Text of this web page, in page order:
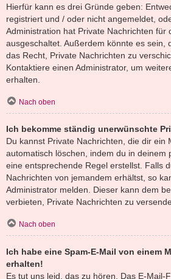
Hierfür kann es drei Gründe geben:
registriert und / oder nicht angemeldet,
Administration hat Private Nachrichten für
ausgeschaltet. Außerdem könnte es sein,
das Recht, Private Nachrichten zu
Kontaktiere einen Administrator, um
erhalten.
Nach oben
Ich bekomme ständig unerwünschte
Du kannst Private Nachrichten, die dir ein
automatisch löschen, indem du in deinem
eine entsprechende Regel erstellst. Falls
Nachrichten von jemandem erhältst, so
Administrator melden. Dieser kann dem
verbieten, Private Nachrichten zu
Nach oben
Ich habe eine Spam-E-Mail von einem
erhalten!
Es tut uns leid, das zu hören. Das E-Mail-